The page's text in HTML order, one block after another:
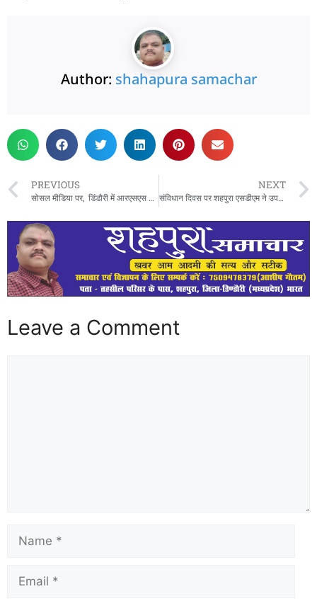
Author: shahapura samachar
PREVIOUS
सोसल मीडिया पर, डिंडौरी में आरएसएस के खिलाफ विवादित पोस्ट पर विवाद, युवक के खिलाफ नारेबाजी और शिकायत
NEXT
संविधान दिवस पर शहपुरा एसडीएम ने उपस्थित् कर्मचारियों दिलाई शपथ
Leave a Comment